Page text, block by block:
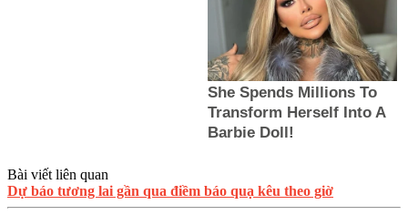
Bài viết liên quan
Dự báo tương lai gần qua điềm báo quạ kêu theo giờ